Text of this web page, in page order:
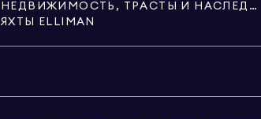
НЕДВИЖИМОСТЬ, ТРАСТЫ И НАСЛЕДСТВА
ЯХТЫ ELLIMAN